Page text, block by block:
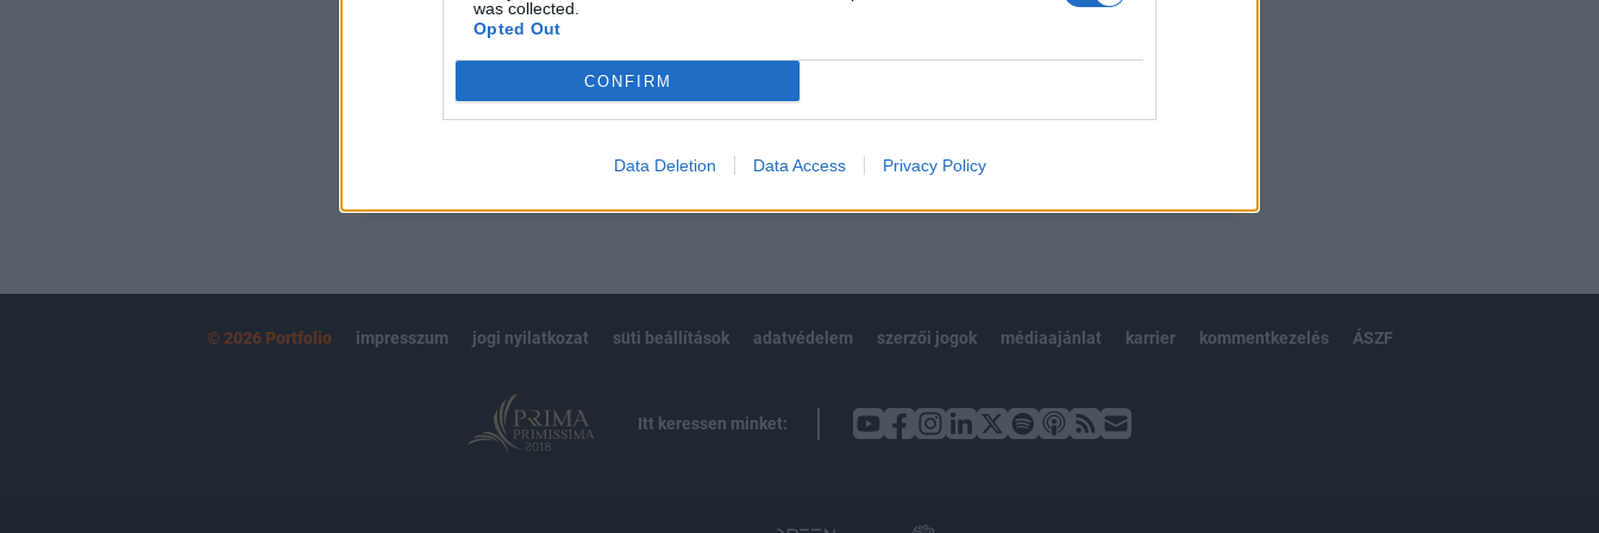
was collected.
Opted Out
CONFIRM
Data Deletion Data Access Privacy Policy
kötéslistái
Előfizetés
MÁR ELŐFIZETŐNK VAGY? BEJELENTKEZÉS
© 2026 Portfolio impresszum jogi nyilatkozat süti beállítások adatvédelem szerzői jogok médiaajánlat karrier kommentkezelés ÁSZF
Itt keressen minket: